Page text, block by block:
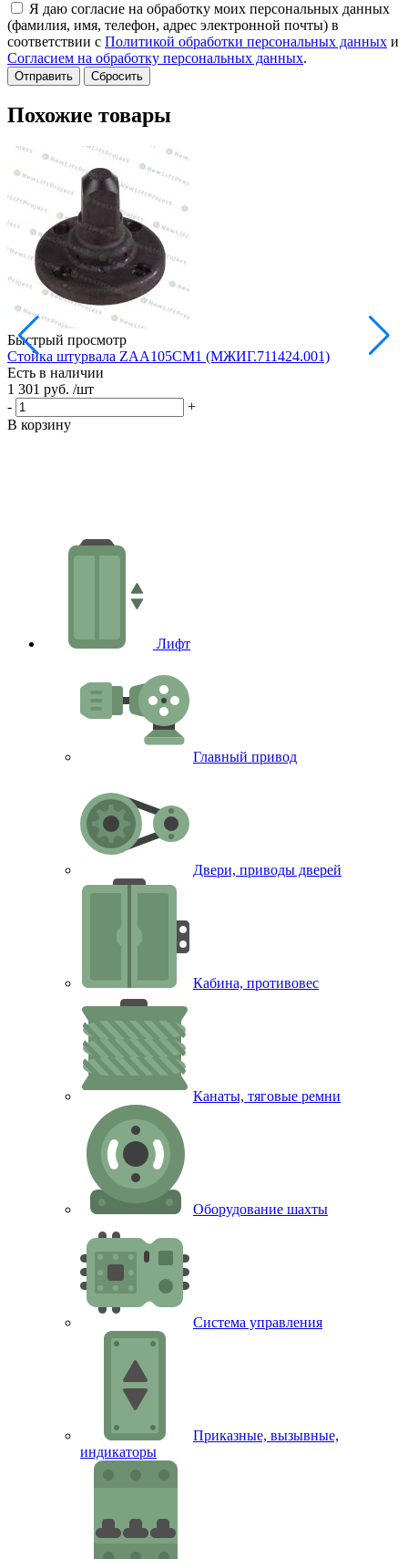
Я даю согласие на обработку моих персональных данных
(фамилия, имя, телефон, адрес электронной почты) в
соответствии с Политикой обработки персональных данных и
Согласием на обработку персональных данных.
Сбросить
Похожие товары
Быстрый просмотр
Стойка штурвала ZAA105CM1 (МЖИГ.711424.001)
Есть в наличии
1 301 руб. /шт
-
+
В корзину
Лифт
Главный привод
Двери, приводы дверей
Кабина, противовес
Канаты, тяговые ремни
Оборудование шахты
Система управления
Приказные, вызывные,
индикаторы